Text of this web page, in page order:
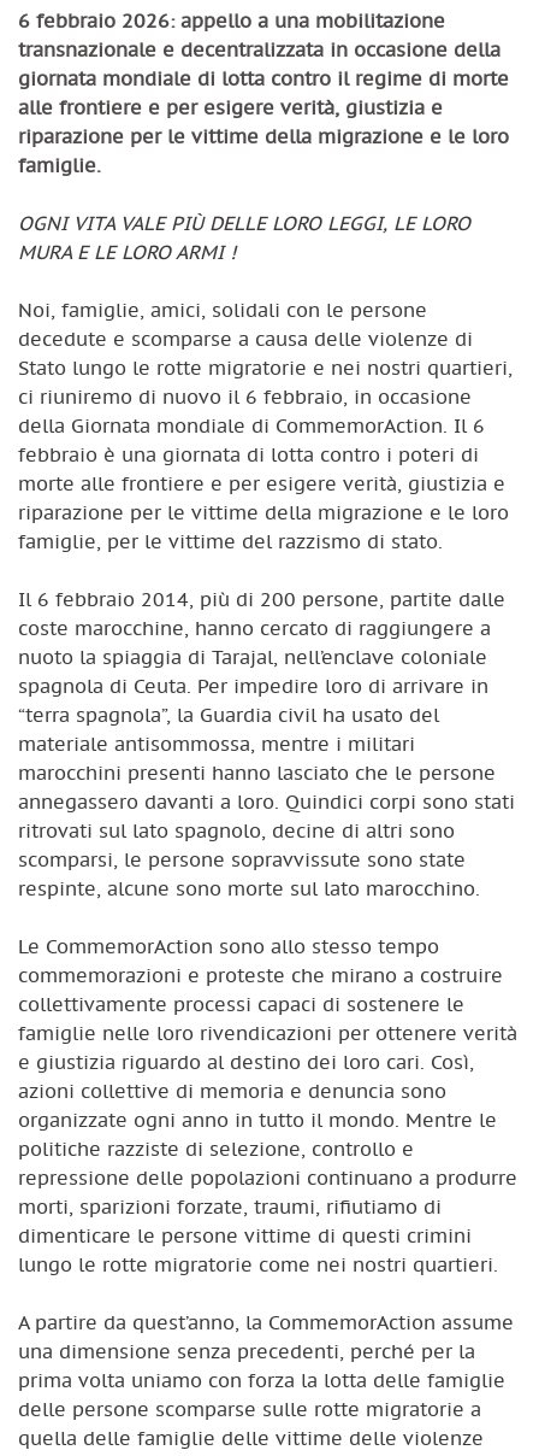
6 febbraio 2026: appello a una mobilitazione
transnazionale e decentralizzata in occasione della
giornata mondiale di lotta contro il regime di morte
alle frontiere e per esigere verità, giustizia e
riparazione per le vittime della migrazione e le loro
famiglie.
OGNI VITA VALE PIÙ DELLE LORO LEGGI, LE LORO
MURA E LE LORO ARMI !
Noi, famiglie, amici, solidali con le persone
decedute e scomparse a causa delle violenze di
Stato lungo le rotte migratorie e nei nostri quartieri,
ci riuniremo di nuovo il 6 febbraio, in occasione
della Giornata mondiale di CommemorAction. Il 6
febbraio è una giornata di lotta contro i poteri di
morte alle frontiere e per esigere verità, giustizia e
riparazione per le vittime della migrazione e le loro
famiglie, per le vittime del razzismo di stato.
Il 6 febbraio 2014, più di 200 persone, partite dalle
coste marocchine, hanno cercato di raggiungere a
nuoto la spiaggia di Tarajal, nell’enclave coloniale
spagnola di Ceuta. Per impedire loro di arrivare in
“terra spagnola”, la Guardia civil ha usato del
materiale antisommossa, mentre i militari
marocchini presenti hanno lasciato che le persone
annegassero davanti a loro. Quindici corpi sono stati
ritrovati sul lato spagnolo, decine di altri sono
scomparsi, le persone sopravvissute sono state
respinte, alcune sono morte sul lato marocchino.
Le CommemorAction sono allo stesso tempo
commemorazioni e proteste che mirano a costruire
collettivamente processi capaci di sostenere le
famiglie nelle loro rivendicazioni per ottenere verità
e giustizia riguardo al destino dei loro cari. Così,
azioni collettive di memoria e denuncia sono
organizzate ogni anno in tutto il mondo. Mentre le
politiche razziste di selezione, controllo e
repressione delle popolazioni continuano a produrre
morti, sparizioni forzate, traumi, rifiutiamo di
dimenticare le persone vittime di questi crimini
lungo le rotte migratorie come nei nostri quartieri.
A partire da quest’anno, la CommemorAction assume
una dimensione senza precedenti, perché per la
prima volta uniamo con forza la lotta delle famiglie
delle persone scomparse sulle rotte migratorie a
quella delle famiglie delle vittime delle violenze